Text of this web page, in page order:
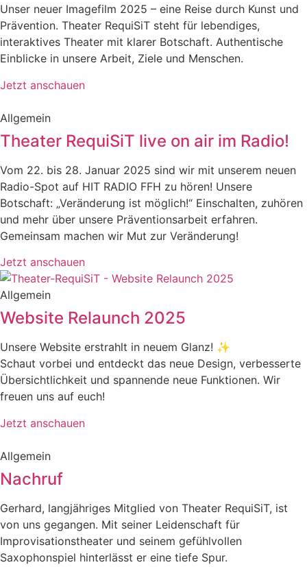
Unser neuer Imagefilm 2025 – eine Reise durch Kunst und
Prävention. Theater RequiSiT steht für lebendiges,
interaktives Theater mit klarer Botschaft. Authentische
Einblicke in unsere Arbeit, Ziele und Menschen.
Jetzt anschauen
Allgemein
Theater RequiSiT live on air im Radio!
Vom 22. bis 28. Januar 2025 sind wir mit unserem neuen
Radio-Spot auf HIT RADIO FFH zu hören! Unsere
Botschaft: „Veränderung ist möglich!“ Einschalten, zuhören
und mehr über unsere Präventionsarbeit erfahren.
Gemeinsam machen wir Mut zur Veränderung!
Jetzt anschauen
Allgemein
Website Relaunch 2025
Unsere Website erstrahlt in neuem Glanz! ✨
Schaut vorbei und entdeckt das neue Design, verbesserte
Übersichtlichkeit und spannende neue Funktionen. Wir
freuen uns auf euch!
Jetzt anschauen
Allgemein
Nachruf
Gerhard, langjähriges Mitglied von Theater RequiSiT, ist
von uns gegangen. Mit seiner Leidenschaft für
Improvisationstheater und seinem gefühlvollen
Saxophonspiel hinterlässt er eine tiefe Spur.